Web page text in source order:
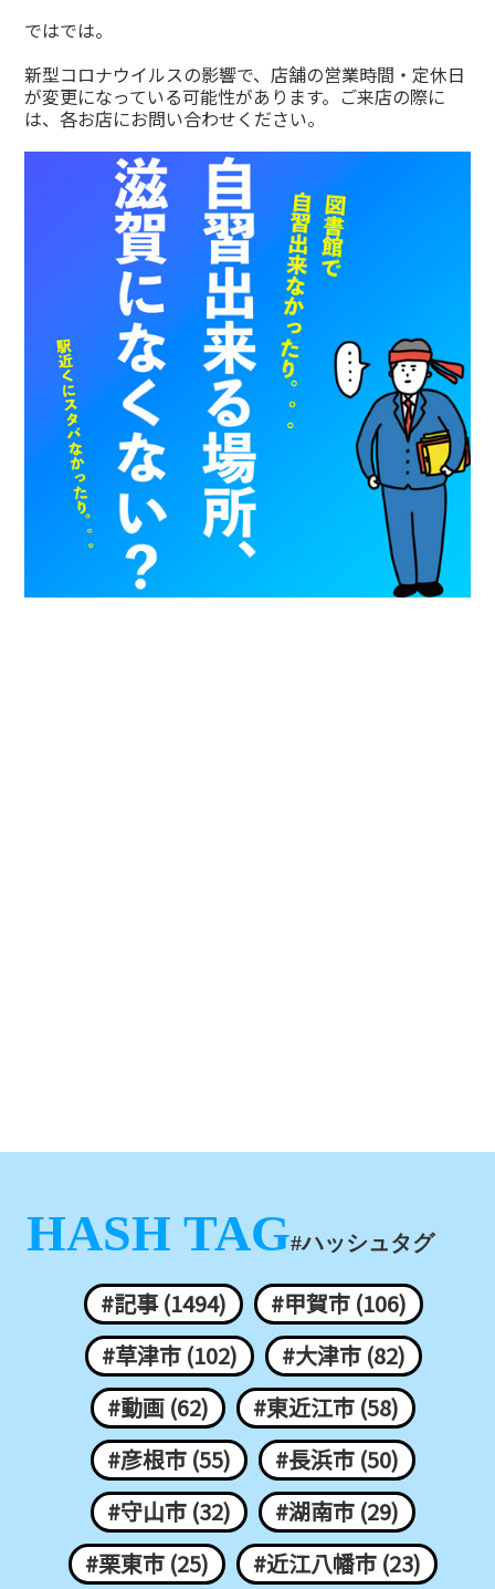
ではでは。
新型コロナウイルスの影響で、店舗の営業時間・定休日
が変更になっている可能性があります。ご来店の際に
は、各お店にお問い合わせください。
HASH TAG#ハッシュタグ
#記事 (1494)
#甲賀市 (106)
#草津市 (102)
#大津市 (82)
#動画 (62)
#東近江市 (58)
#彦根市 (55)
#長浜市 (50)
#守山市 (32)
#湖南市 (29)
#栗東市 (25)
#近江八幡市 (23)